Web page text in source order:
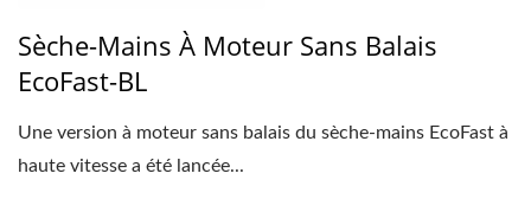
Sèche-Mains À Moteur Sans Balais
EcoFast-BL
Une version à moteur sans balais du sèche-mains EcoFast à
haute vitesse a été lancée...